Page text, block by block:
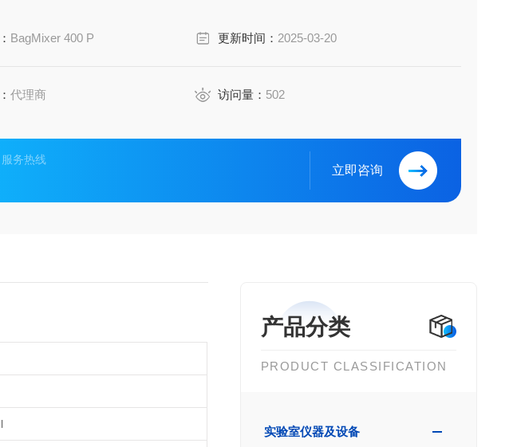
BagMixer 400 P 更新时间： 2025-03-20
代理商 访问量： 502
服务热线
立即咨询
产品分类
PRODUCT CLASSIFICATION
实验室仪器及设备